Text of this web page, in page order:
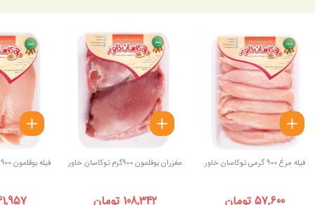
فیله مرغ 900 گرمی توکاسان خاور
57,600 تومان
مغزران بوقلمون 900گرم توکاسان خاور
108,342 تومان
فیله بوقلمون 900 گرمی توکاسان خاور
141,957